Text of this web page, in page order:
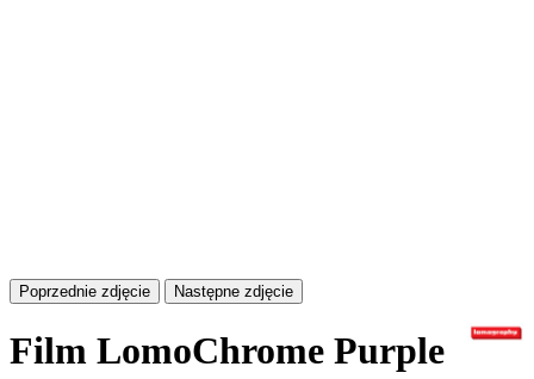
Poprzednie zdjęcie Następne zdjęcie
Film LomoChrome Purple